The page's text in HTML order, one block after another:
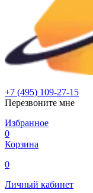
+7 (495) 109-27-15
Перезвоните мне
Избранное
0
Корзина
0
Личный кабинет